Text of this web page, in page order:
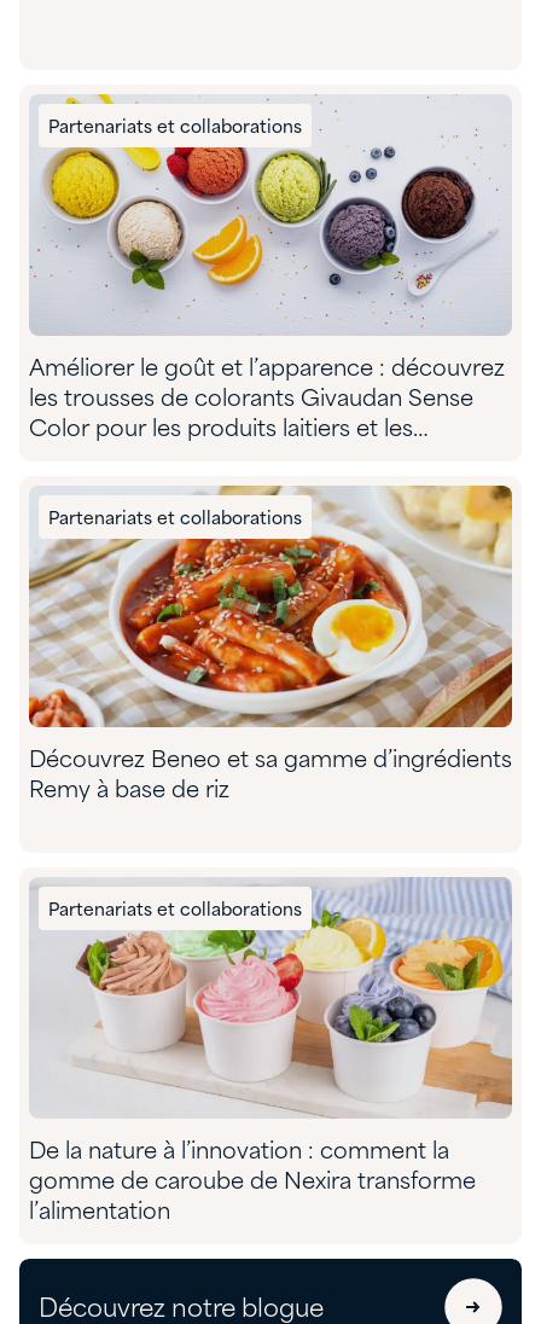
Partenariats et collaborations
Améliorer le goût et l’apparence : découvrez
les trousses de colorants Givaudan Sense
Color pour les produits laitiers et les
Partenariats et collaborations
Découvrez Beneo et sa gamme d’ingrédients
Remy à base de riz
Partenariats et collaborations
De la nature à l’innovation : comment la
gomme de caroube de Nexira transforme
l’alimentation
Découvrez notre blogue